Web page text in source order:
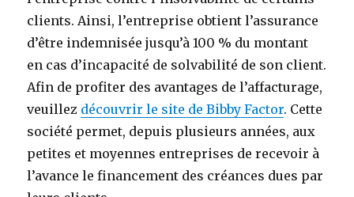
clients. Ainsi, l’entreprise obtient l’assurance
d’être indemnisée jusqu’à 100 % du montant
en cas d’incapacité de solvabilité de son client.
Afin de profiter des avantages de l’affacturage,
veuillez découvrir le site de Bibby Factor. Cette
société permet, depuis plusieurs années, aux
petites et moyennes entreprises de recevoir à
l’avance le financement des créances dues par